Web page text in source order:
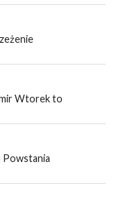
Wtorek to
Powstania